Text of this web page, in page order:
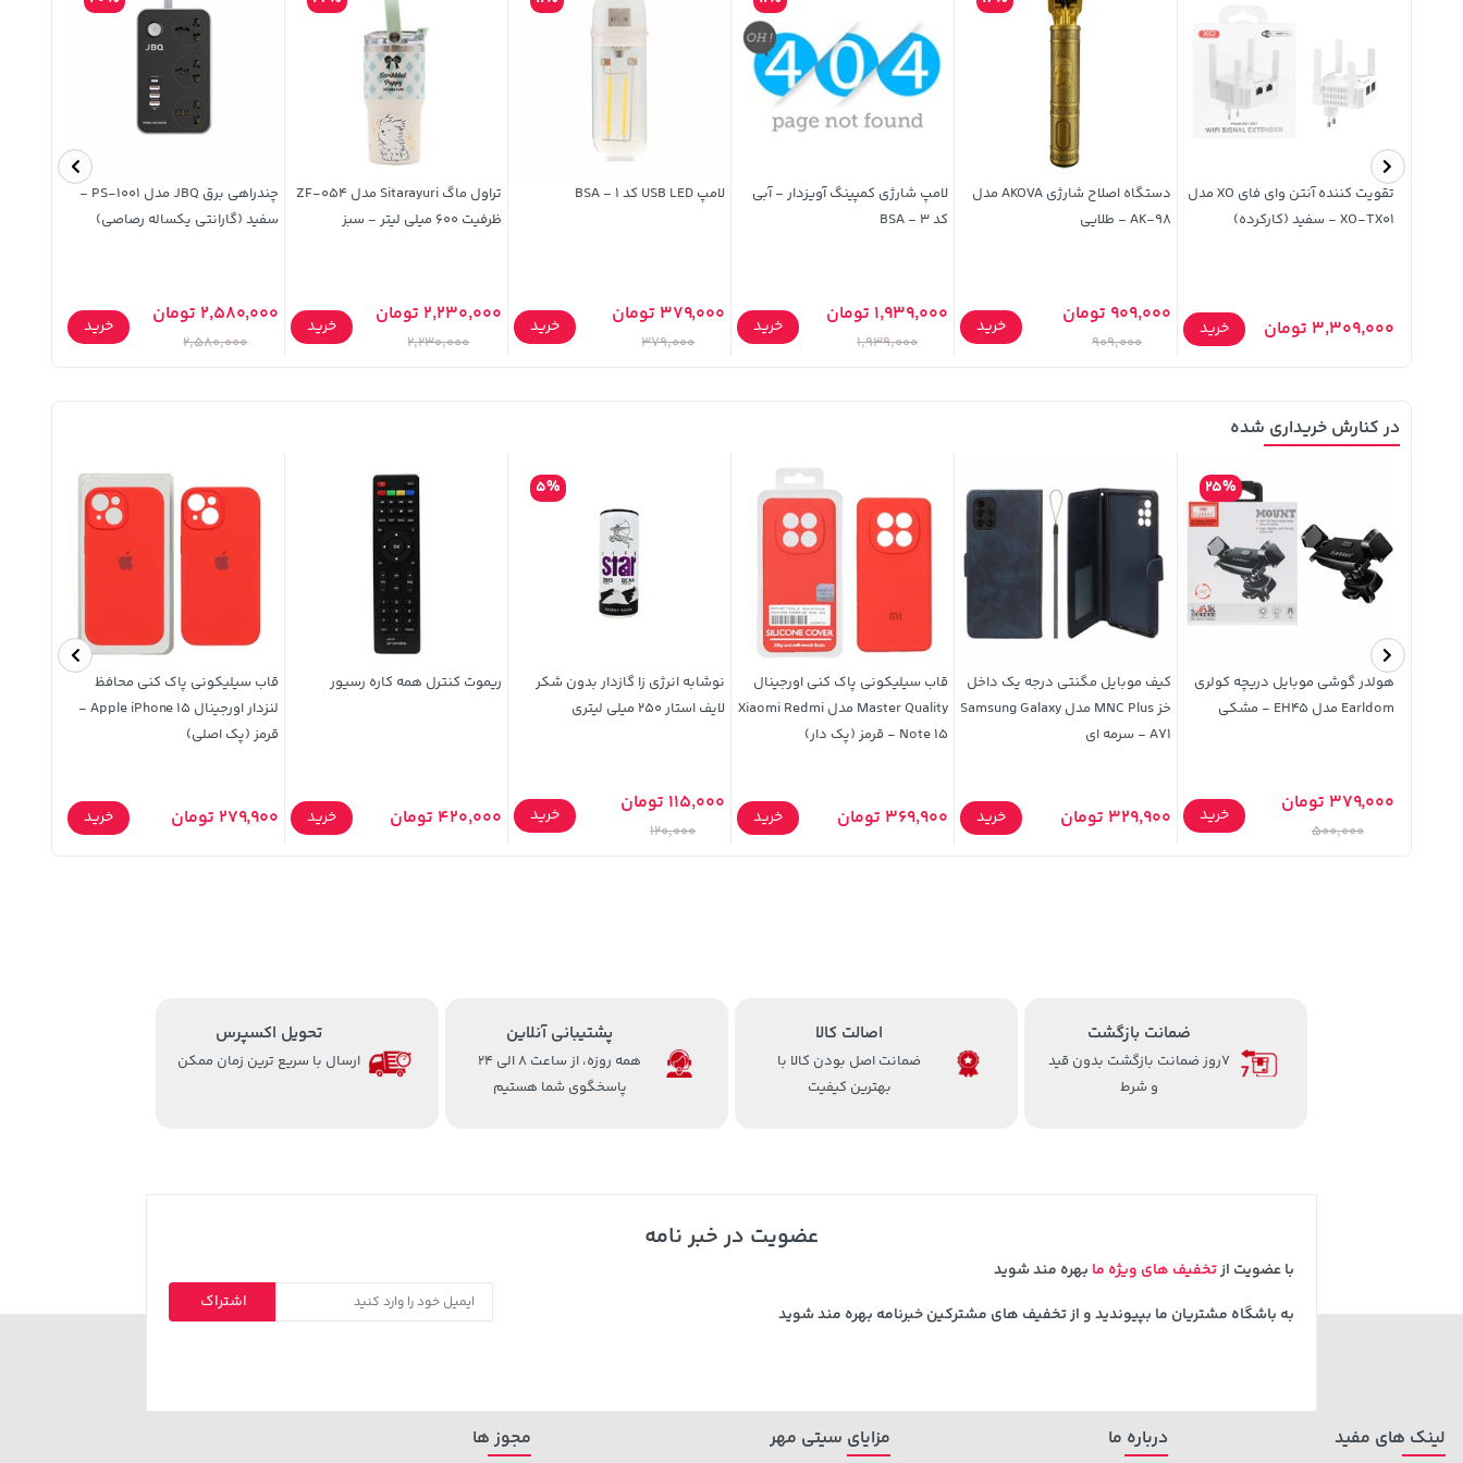
تقویت کننده آنتن وای فای XO مدل
XO-TX01 - سفید (کارکرده)
3,309,000 تومان خرید
دستگاه اصلاح شارژی AKOVA مدل
AK-98 - طلایی
909,000 تومان
909,000
خرید
لامپ شارژی کمپینگ آویزدار - آبی
کد 3 - BSA
1,939,000 تومان
1,939,000
خرید
لامپ USB LED کد 1 - BSA
379,000 تومان
379,000
خرید
تراول ماگ Sitarayuri مدل ZF-054
ظرفیت 600 میلی لیتر - سبز
2,230,000 تومان
2,230,000
خرید
چندراهی برق JBQ مدل PS-1001 -
سفید (گارانتی یکساله رصاصی)
2,580,000 تومان
2,580,000
خرید
در کنارش خریداری شده
هولدر گوشی موبایل دریچه کولری
Earldom مدل EH45 - مشکی
25%
379,000 تومان
500,000
خرید
کیف موبایل مگنتی درجه یک داخل
خز MNC Plus مدل Samsung Galaxy
A71 - سرمه ای
329,900 تومان خرید
قاب سیلیکونی پاک کنی اورجینال
Master Quality مدل Xiaomi Redmi
Note 15 - قرمز (پک دار)
369,900 تومان خرید
نوشابه انرژی‌ زا گازدار بدون شکر
لایف استار 250 میلی لیتری
5%
115,000 تومان
120,000
خرید
ریموت کنترل همه کاره رسیور
420,000 تومان خرید
قاب سیلیکونی پاک کنی محافظ
لنزدار اورجینال Apple iPhone 15 -
قرمز (پک اصلی)
279,900 تومان خرید
ضمانت بازگشت
7روز ضمانت بازگشت بدون قید
و شرط
اصالت کالا
ضمانت اصل بودن کالا با
بهترین کیفیت
پشتیبانی آنلاین
همه روزه، از ساعت 8 الی 24
پاسخگوی شما هستیم
تحویل اکسپرس
ارسال با سریع ترین زمان ممکن
عضویت در خبر نامه
با عضویت ازتخفیف های ویژه ما بهره مند شوید
به باشگاه مشتریان ما بپیوندید و از تخفیف های مشترکین خبرنامه بهره مند شوید
اشتراک
لینک های مفید درباره ما مزایای سیتی مهر مجوز ها